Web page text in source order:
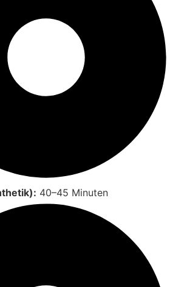
40–45 Minuten